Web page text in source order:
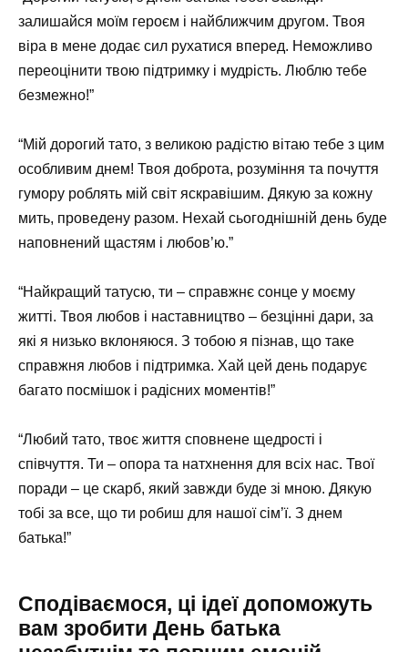
залишайся моїм героєм і найближчим другом. Твоя
віра в мене додає сил рухатися вперед. Неможливо
переоцінити твою підтримку і мудрість. Люблю тебе
безмежно!”
“Мій дорогий тато, з великою радістю вітаю тебе з цим
особливим днем! Твоя доброта, розуміння та почуття
гумору роблять мій світ яскравішим. Дякую за кожну
мить, проведену разом. Нехай сьогоднішній день буде
наповнений щастям і любов’ю.”
“Найкращий татусю, ти – справжнє сонце у моєму
житті. Твоя любов і наставництво – безцінні дари, за
які я низько вклоняюся. З тобою я пізнав, що таке
справжня любов і підтримка. Хай цей день подарує
багато посмішок і радісних моментів!”
“Любий тато, твоє життя сповнене щедрості і
співчуття. Ти – опора та натхнення для всіх нас. Твої
поради – це скарб, який завжди буде зі мною. Дякую
тобі за все, що ти робиш для нашої сім’ї. З днем
батька!”
Сподіваємося, ці ідеї допоможуть
вам зробити День батька